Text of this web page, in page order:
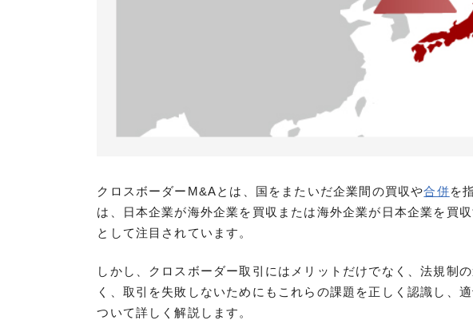
クロスボーダーM&Aとは、国をまたいだ企業間の買収や合併を
は、日本企業が海外企業を買収または海外企業が日本企業を買
として注目されています。
しかし、クロスボーダー取引にはメリットだけでなく、法規制
く、取引を失敗しないためにもこれらの課題を正しく認識し、
ついて詳しく解説します。